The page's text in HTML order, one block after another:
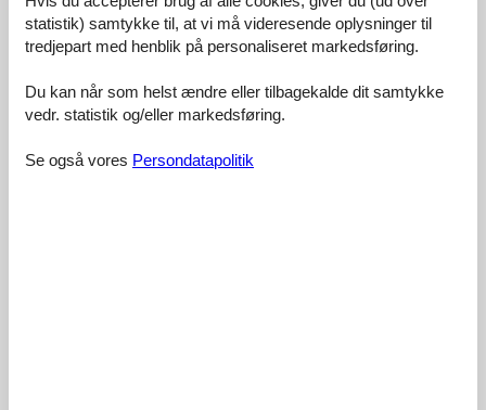
Eksterne anmeldelser
Vores gæsteanmeldelserEksterne anmeldelser
3,0
statistik) samtykke til, at vi må videresende oplysninger til
tredjepart med henblik på personaliseret markedsføring.
Du kan når som helst ændre eller tilbagekalde dit samtykke
vedr. statistik og/eller markedsføring.
Se også vores Persondatapolitik